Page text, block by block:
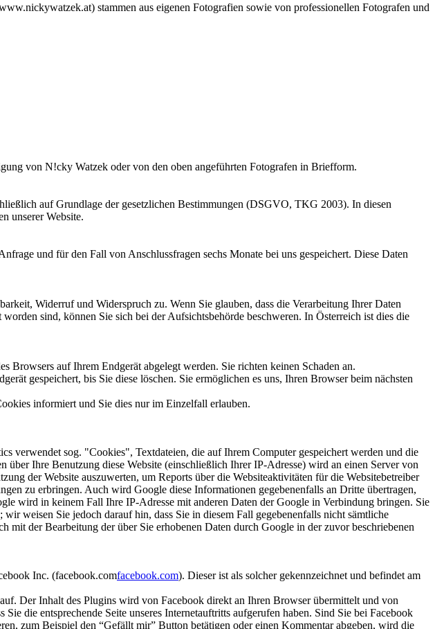
stammen aus eigenen Fotografien sowie von professionellen Fotografen und
von N!cky Watzek oder von den oben angeführten Fotografen in Briefform.
auf Grundlage der gesetzlichen Bestimmungen (DSGVO, TKG 2003). In diesen
unserer Website.
und für den Fall von Anschlussfragen sechs Monate bei uns gespeichert. Diese Daten
Widerruf und Widerspruch zu. Wenn Sie glauben, dass die Verarbeitung Ihrer Daten
sind, können Sie sich bei der Aufsichtsbehörde beschweren. In Österreich ist dies die
Browsers auf Ihrem Endgerät abgelegt werden. Sie richten keinen Schaden an.
gespeichert, bis Sie diese löschen. Sie ermöglichen es uns, Ihren Browser beim nächsten
informiert und Sie dies nur im Einzelfall erlauben.
verwendet sog. "Cookies", Textdateien, die auf Ihrem Computer gespeichert werden und die
Ihre Benutzung diese Website (einschließlich Ihrer IP-Adresse) wird an einen Server von
der Website auszuwerten, um Reports über die Websiteaktivitäten für die Websitebetreiber
zu erbringen. Auch wird Google diese Informationen gegebenenfalls an Dritte übertragen,
wird in keinem Fall Ihre IP-Adresse mit anderen Daten der Google in Verbindung bringen. Sie
weisen Sie jedoch darauf hin, dass Sie in diesem Fall gegebenenfalls nicht sämtliche
der Bearbeitung der über Sie erhobenen Daten durch Google in der zuvor beschriebenen
Inc. (facebook.comfacebook.com). Dieser ist als solcher gekennzeichnet und befindet am
Der Inhalt des Plugins wird von Facebook direkt an Ihren Browser übermittelt und von
die entsprechende Seite unseres Internetauftritts aufgerufen haben. Sind Sie bei Facebook
zum Beispiel den “Gefällt mir” Button betätigen oder einen Kommentar abgeben, wird die